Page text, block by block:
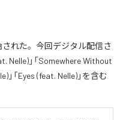
された。今回デジタル配信さ
Nelle)」「Somewhere Without
」「Eyes (feat. Nelle)」を含む